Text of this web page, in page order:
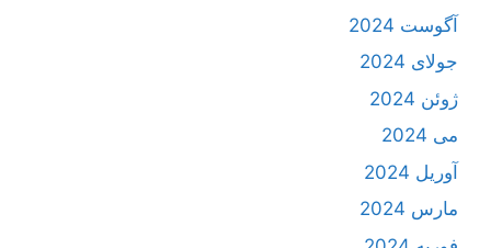
آگوست 2024
جولای 2024
ژوئن 2024
می 2024
آوریل 2024
مارس 2024